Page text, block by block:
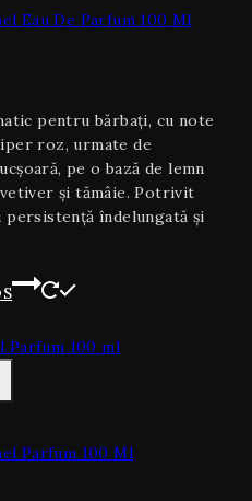
Eau De Parfum 100 Ml
pentru bărbați, cu note
roz, urmate de
pe o bază de lemn
și tămâie. Potrivit
persistență îndelungată și
Parfum 100 Ml